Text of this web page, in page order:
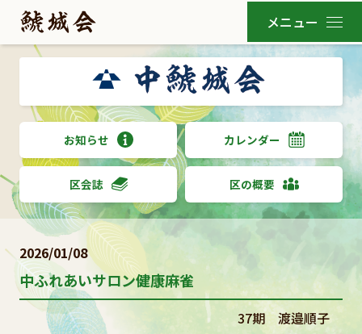
お知らせ カレンダー
区会誌 区の概要
2026/01/08
中ふれあいサロン健康麻雀
37期 渡邉順子